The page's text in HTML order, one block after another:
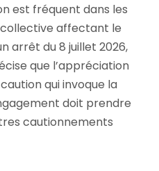
est fréquent dans les
collective affectant le
arrêt du 8 juillet 2026,
que l’appréciation
qui invoque la
doit prendre
cautionnements